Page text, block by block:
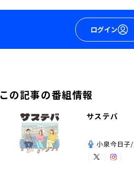
ログイン
この記事の番組情報
サステバ
小泉今日子